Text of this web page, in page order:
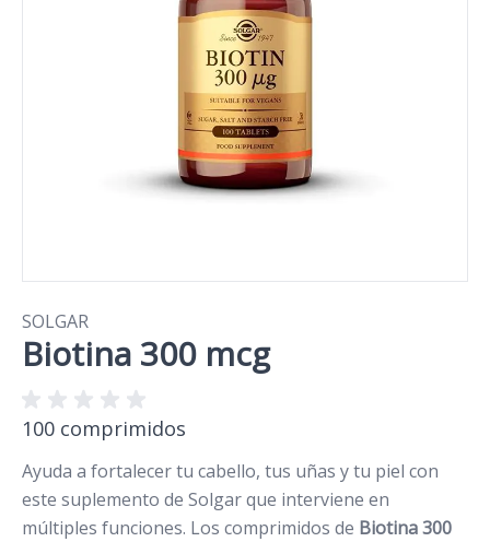
SOLGAR
Biotina 300 mcg
100 comprimidos
Ayuda a fortalecer tu cabello, tus uñas y tu piel con
este suplemento de Solgar que interviene en
múltiples funciones. Los comprimidos de Biotina 300